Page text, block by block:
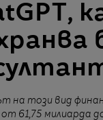
на този вид
от 61,75 милиарда